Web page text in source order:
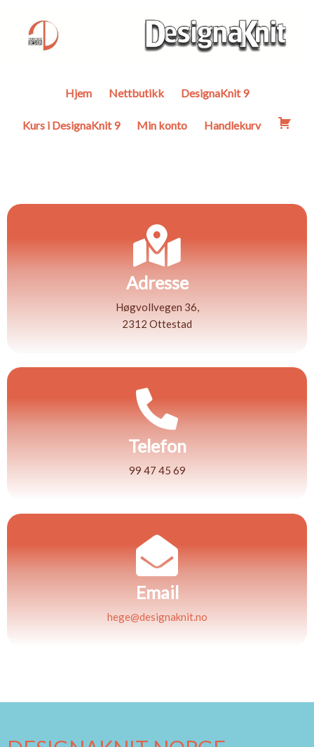
Hjem Nettbutikk DesignaKnit 9
Kurs i DesignaKnit 9 Min konto Handlekurv
Adresse
Høgvollvegen 36,
2312 Ottestad
Telefon
99 47 45 69
Email
hege@designaknit.no